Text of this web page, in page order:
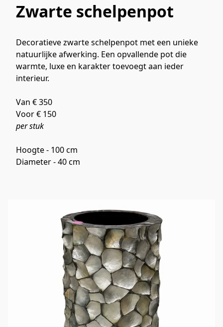
Zwarte schelpenpot
Decoratieve zwarte schelpenpot met een unieke
natuurlijke afwerking. Een opvallende pot die
warmte, luxe en karakter toevoegt aan ieder
interieur.
Van € 350
Voor € 150
per stuk
Hoogte - 100 cm
Diameter - 40 cm